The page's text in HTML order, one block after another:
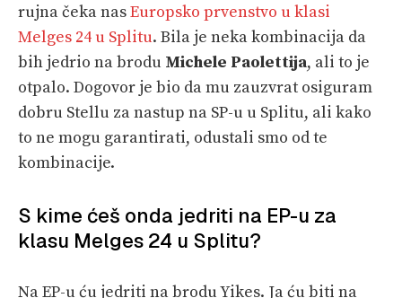
rujna čeka nasEuropsko prvenstvo u klasi
Melges 24 u Splitu. Bila je neka kombinacija da
bih jedrio na brodu Michele Paolettija, ali to je
otpalo. Dogovor je bio da mu zauzvrat osiguram
dobru Stellu za nastup na SP-u u Splitu, ali kako
to ne mogu garantirati, odustali smo od te
kombinacije.
S kime ćeš onda jedriti na EP-u za
klasu Melges 24 u Splitu?
Na EP-u ću jedriti na brodu Yikes. Ja ću biti na